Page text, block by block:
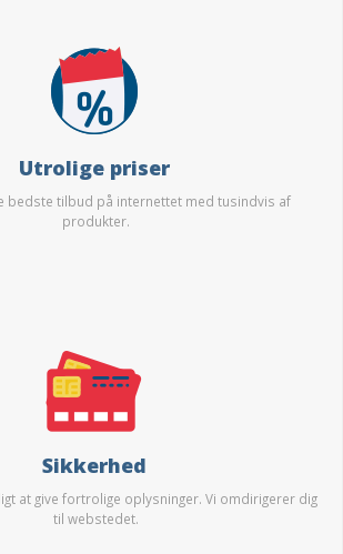
Utrolige priser
bedste tilbud på internettet med tusindvis af
produkter.
Sikkerhed
at give fortrolige oplysninger. Vi omdirigerer dig
til webstedet.